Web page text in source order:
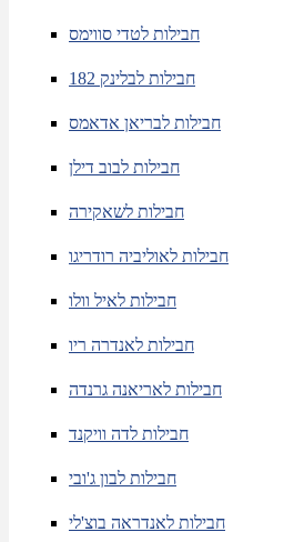
חבילות לטדי סווימס
חבילות לבלינק 182
חבילות לבריאן אדאמס
חבילות לבוב דילן
חבילות לשאקירה
חבילות לאוליביה רודריגו
חבילות לאיל וולו
חבילות לאנדרה ריו
חבילות לאריאנה גרנדה
חבילות לדה וויקנד
חבילות לבון ג'ובי
חבילות לאנדראה בוצ'לי